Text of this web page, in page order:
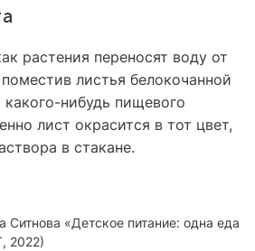
растения переносят воду от
листья белокочанной
нибудь пищевого
лист окрасится в тот цвет,
в стакане.
Ситнова «Детское питание: одна еда
2022)